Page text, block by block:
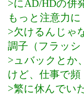
>にAD/HDの併
もっと注意力に
>欠けるんじゃ
調子（フラッシ
>ュバックとか
けど、仕事で頻
>繁に休んでい